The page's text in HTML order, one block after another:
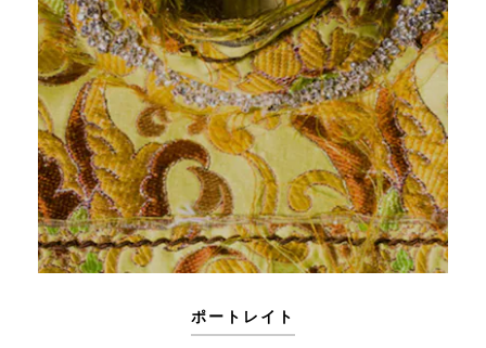
ポートレイト